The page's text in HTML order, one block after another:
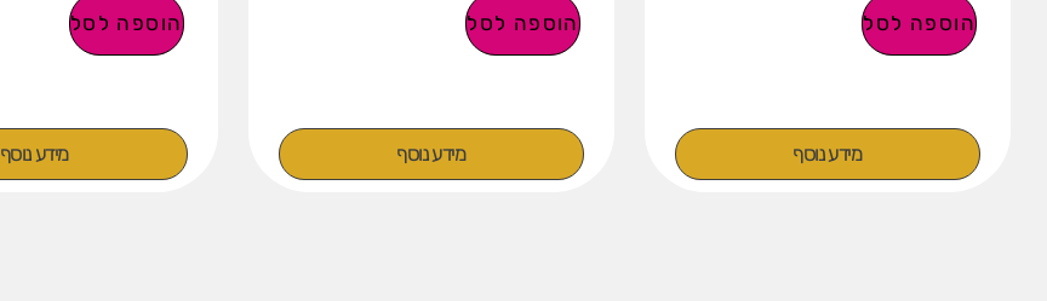
הוספה לסל
מידע נוסף
הוספה לסל
מידע נוסף
הוספה לסל
מידע נוסף